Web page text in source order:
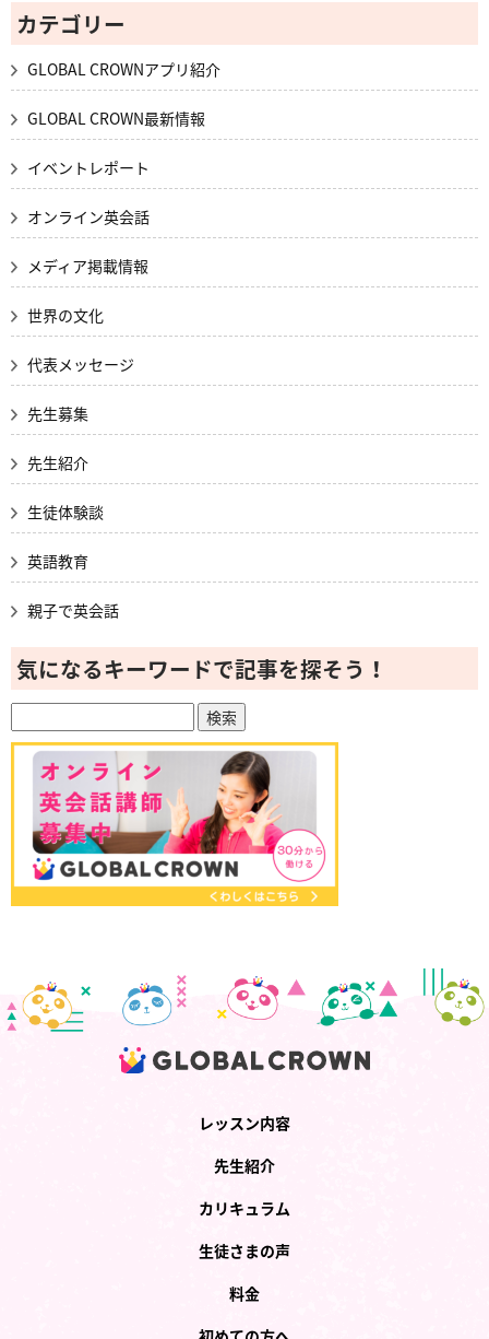
カテゴリー
GLOBAL CROWNアプリ紹介
GLOBAL CROWN最新情報
イベントレポート
オンライン英会話
メディア掲載情報
世界の文化
代表メッセージ
先生募集
先生紹介
生徒体験談
英語教育
親子で英会話
気になるキーワードで記事を探そう！
レッスン内容
先生紹介
カリキュラム
生徒さまの声
料金